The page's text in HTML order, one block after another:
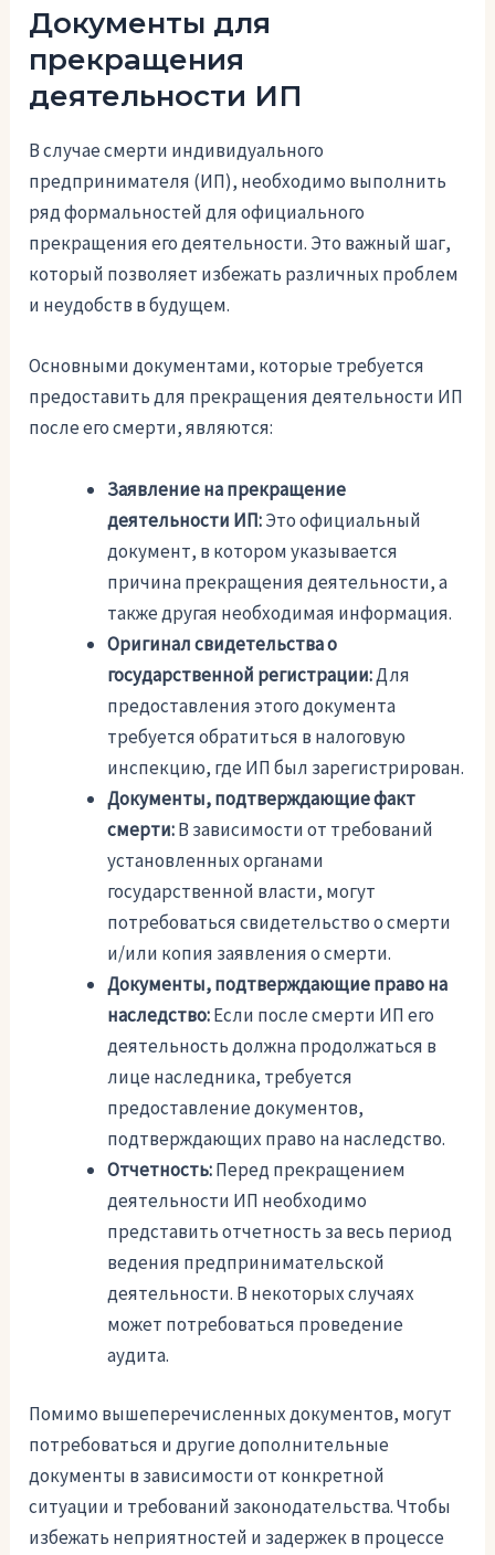
Документы для
прекращения
деятельности ИП
В случае смерти индивидуального
предпринимателя (ИП), необходимо выполнить
ряд формальностей для официального
прекращения его деятельности. Это важный шаг,
который позволяет избежать различных проблем
и неудобств в будущем.
Основными документами, которые требуется
предоставить для прекращения деятельности ИП
после его смерти, являются:
Заявление на прекращение
деятельности ИП:Это официальный
документ, в котором указывается
причина прекращения деятельности, а
также другая необходимая информация.
Оригинал свидетельства о
государственной регистрации:Для
предоставления этого документа
требуется обратиться в налоговую
инспекцию, где ИП был зарегистрирован.
Документы, подтверждающие факт
смерти:В зависимости от требований
установленных органами
государственной власти, могут
потребоваться свидетельство о смерти
и/или копия заявления о смерти.
Документы, подтверждающие право на
наследство:Если после смерти ИП его
деятельность должна продолжаться в
лице наследника, требуется
предоставление документов,
подтверждающих право на наследство.
Отчетность:Перед прекращением
деятельности ИП необходимо
представить отчетность за весь период
ведения предпринимательской
деятельности. В некоторых случаях
может потребоваться проведение
аудита.
Помимо вышеперечисленных документов, могут
потребоваться и другие дополнительные
документы в зависимости от конкретной
ситуации и требований законодательства. Чтобы
избежать неприятностей и задержек в процессе